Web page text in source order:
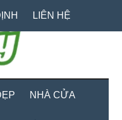
LIÊN HỆ
NHÀ CỬA